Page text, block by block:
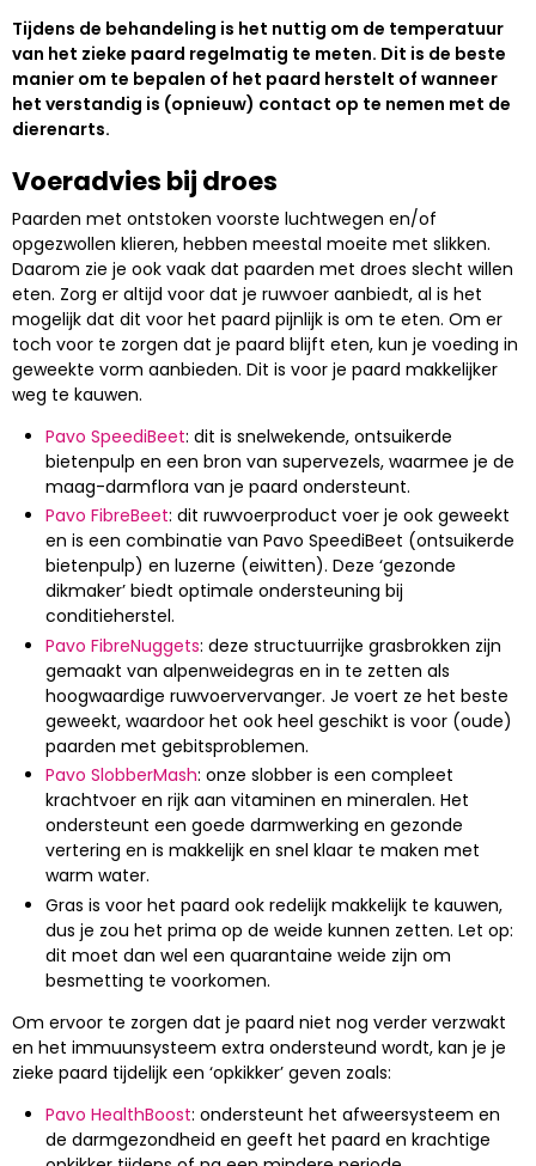
Tijdens de behandeling is het nuttig om de temperatuur
van het zieke paard regelmatig te meten. Dit is de beste
manier om te bepalen of het paard herstelt of wanneer
het verstandig is (opnieuw) contact op te nemen met de
dierenarts.
Voeradvies bij droes
Paarden met ontstoken voorste luchtwegen en/of
opgezwollen klieren, hebben meestal moeite met slikken.
Daarom zie je ook vaak dat paarden met droes slecht willen
eten. Zorg er altijd voor dat je ruwvoer aanbiedt, al is het
mogelijk dat dit voor het paard pijnlijk is om te eten. Om er
toch voor te zorgen dat je paard blijft eten, kun je voeding in
geweekte vorm aanbieden. Dit is voor je paard makkelijker
weg te kauwen.
Pavo SpeediBeet: dit is snelwekende, ontsuikerde
bietenpulp en een bron van supervezels, waarmee je de
maag-darmflora van je paard ondersteunt.
Pavo FibreBeet: dit ruwvoerproduct voer je ook geweekt
en is een combinatie van Pavo SpeediBeet (ontsuikerde
bietenpulp) en luzerne (eiwitten). Deze ‘gezonde
dikmaker’ biedt optimale ondersteuning bij
conditieherstel.
Pavo FibreNuggets: deze structuurrijke grasbrokken zijn
gemaakt van alpenweidegras en in te zetten als
hoogwaardige ruwvoervervanger. Je voert ze het beste
geweekt, waardoor het ook heel geschikt is voor (oude)
paarden met gebitsproblemen.
Pavo SlobberMash: onze slobber is een compleet
krachtvoer en rijk aan vitaminen en mineralen. Het
ondersteunt een goede darmwerking en gezonde
vertering en is makkelijk en snel klaar te maken met
warm water.
Gras is voor het paard ook redelijk makkelijk te kauwen,
dus je zou het prima op de weide kunnen zetten. Let op:
dit moet dan wel een quarantaine weide zijn om
besmetting te voorkomen.
Om ervoor te zorgen dat je paard niet nog verder verzwakt
en het immuunsysteem extra ondersteund wordt, kan je je
zieke paard tijdelijk een ‘opkikker’ geven zoals:
Pavo HealthBoost: ondersteunt het afweersysteem en
de darmgezondheid en geeft het paard en krachtige